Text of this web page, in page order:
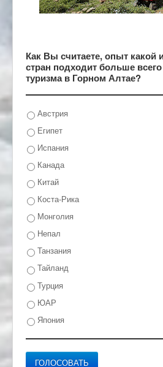
Как Вы считаете, опыт какой
стран подходит больше
туризма в Горном Алтае?
Австрия
Египет
Испания
Канада
Китай
Коста-Рика
Монголия
Непал
Танзания
Тайланд
Турция
ЮАР
Япония